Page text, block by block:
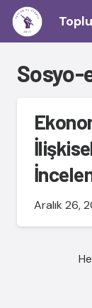
Sosyo-
Aralık 26,